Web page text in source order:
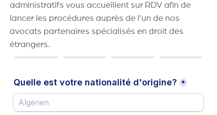
administratifs vous accueillent sur RDV afin de
lancer les procédures auprès de l'un de nos
avocats partenaires spécialisés en droit des
étrangers.